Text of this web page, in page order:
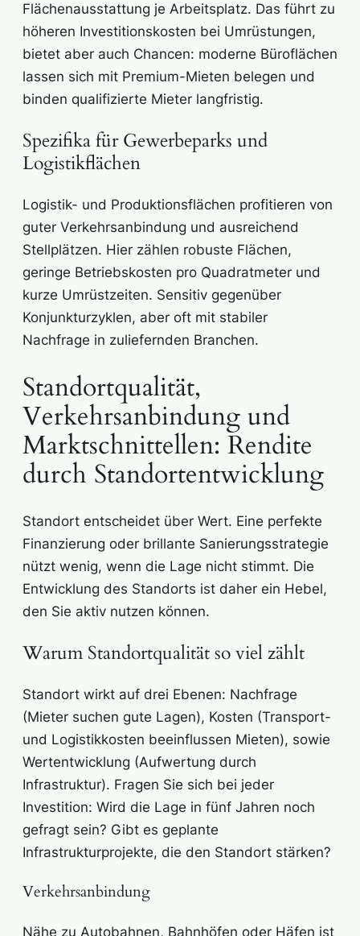
Flächenausstattung je Arbeitsplatz. Das führt zu
höheren Investitionskosten bei Umrüstungen,
bietet aber auch Chancen: moderne Büroflächen
lassen sich mit Premium-Mieten belegen und
binden qualifizierte Mieter langfristig.
Spezifika für Gewerbeparks und
Logistikflächen
Logistik- und Produktionsflächen profitieren von
guter Verkehrsanbindung und ausreichend
Stellplätzen. Hier zählen robuste Flächen,
geringe Betriebskosten pro Quadratmeter und
kurze Umrüstzeiten. Sensitiv gegenüber
Konjunkturzyklen, aber oft mit stabiler
Nachfrage in zuliefernden Branchen.
Standortqualität,
Verkehrsanbindung und
Marktschnittellen: Rendite
durch Standortentwicklung
Standort entscheidet über Wert. Eine perfekte
Finanzierung oder brillante Sanierungsstrategie
nützt wenig, wenn die Lage nicht stimmt. Die
Entwicklung des Standorts ist daher ein Hebel,
den Sie aktiv nutzen können.
Warum Standortqualität so viel zählt
Standort wirkt auf drei Ebenen: Nachfrage
(Mieter suchen gute Lagen), Kosten (Transport-
und Logistikkosten beeinflussen Mieten), sowie
Wertentwicklung (Aufwertung durch
Infrastruktur). Fragen Sie sich bei jeder
Investition: Wird die Lage in fünf Jahren noch
gefragt sein? Gibt es geplante
Infrastrukturprojekte, die den Standort stärken?
Verkehrsanbindung
Nähe zu Autobahnen, Bahnhöfen oder Häfen ist